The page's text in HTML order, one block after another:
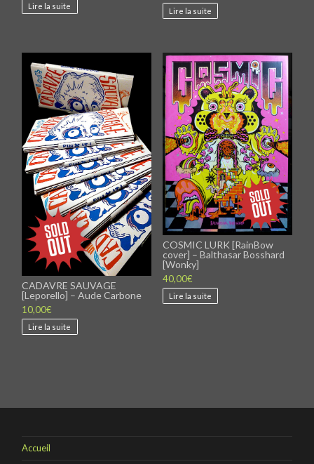
Lire la suite
Lire la suite
CADAVRE SAUVAGE
[Leporello] – Aude Carbone
10,00€
Lire la suite
COSMIC LURK [RainBow
cover] – Balthasar Bosshard
[Wonky]
40,00€
Lire la suite
Accueil